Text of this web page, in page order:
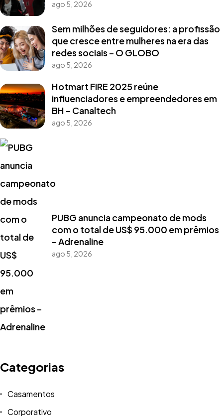
ago 5, 2026
Sem milhões de seguidores: a profissão
que cresce entre mulheres na era das
redes sociais – O GLOBO
ago 5, 2026
Hotmart FIRE 2025 reúne
influenciadores e empreendedores em
BH – Canaltech
ago 5, 2026
PUBG anuncia campeonato de mods
com o total de US$ 95.000 em prêmios
– Adrenaline
ago 5, 2026
Categorias
Casamentos
Corporativo